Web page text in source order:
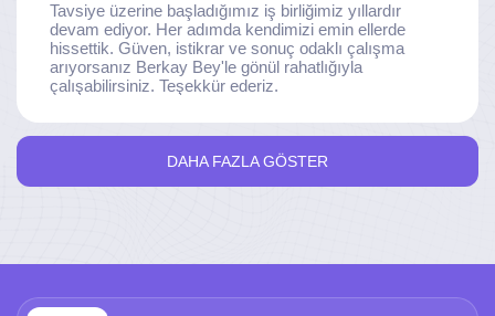
Tavsiye üzerine başladığımız iş birliğimiz yıllardır
devam ediyor. Her adımda kendimizi emin ellerde
hissettik. Güven, istikrar ve sonuç odaklı çalışma
arıyorsanız Berkay Bey'le gönül rahatlığıyla
çalışabilirsiniz. Teşekkür ederiz.
DAHA FAZLA GÖSTER